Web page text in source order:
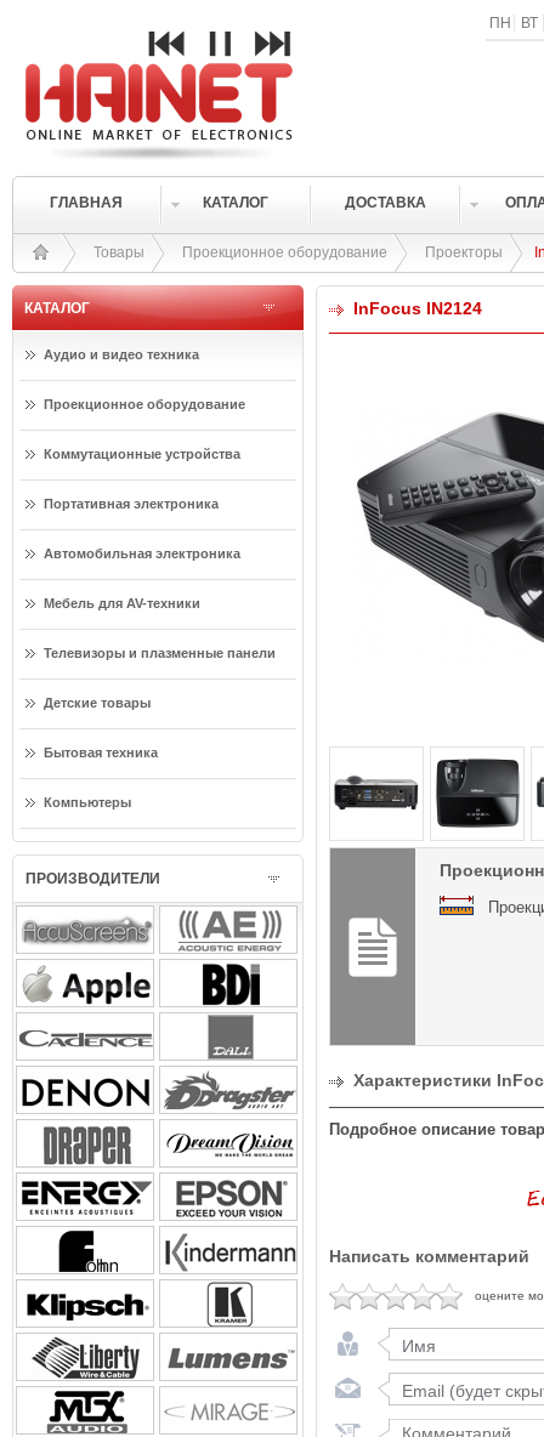
ПН ВТ
ГЛАВНАЯ КАТАЛОГ ДОСТАВКА
Товары Проекционное оборудование Проекторы
КАТАЛОГ
Аудио и видео техника
Проекционное оборудование
Коммутационные устройства
Портативная электроника
Автомобильная электроника
Мебель для AV-техники
Телевизоры и плазменные панели
Детские товары
Бытовая техника
Компьютеры
ПРОИЗВОДИТЕЛИ
InFocus IN2124
Характеристики
Подробное описание
Написать комментарий
оцените